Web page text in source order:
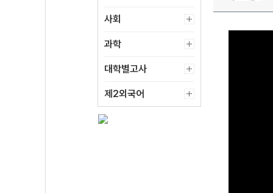
사회
과학
대학별고사
제2외국어